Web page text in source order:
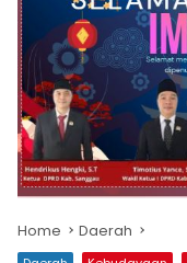
Home Daerah